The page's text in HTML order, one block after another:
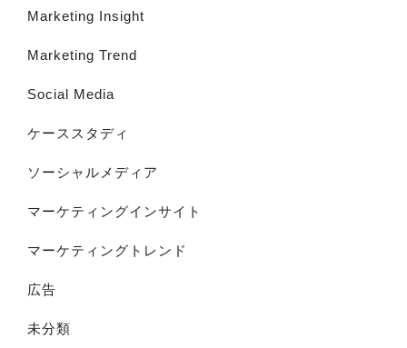
Marketing Insight
Marketing Trend
Social Media
ケーススタディ
ソーシャルメディア
マーケティングインサイト
マーケティングトレンド
広告
未分類